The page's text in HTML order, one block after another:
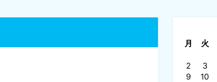
月
火
2
3
9
10